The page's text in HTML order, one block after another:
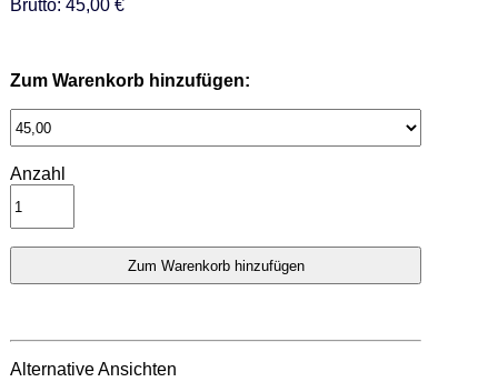
Brutto: 45,00 €
Zum Warenkorb hinzufügen:
Anzahl
Alternative Ansichten